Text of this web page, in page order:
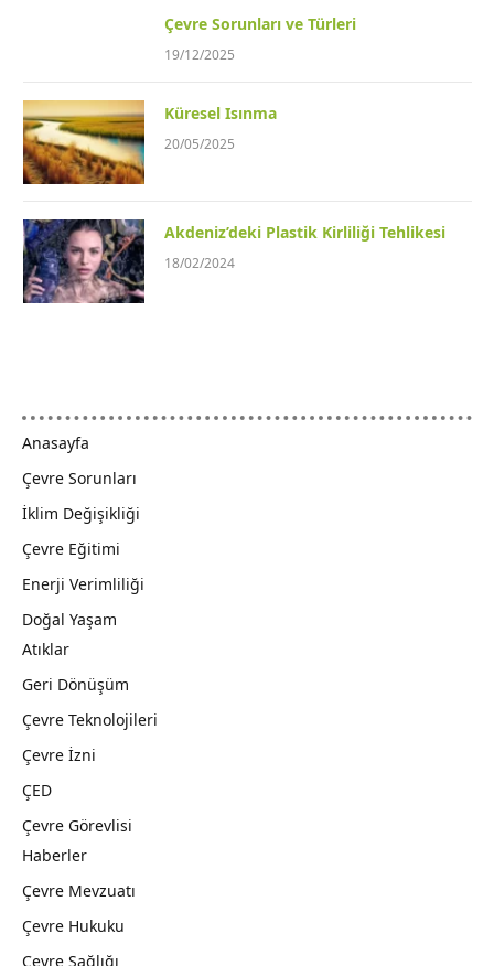
Çevre Sorunları ve Türleri
19/12/2025
Küresel Isınma
20/05/2025
Akdeniz’deki Plastik Kirliliği Tehlikesi
18/02/2024
Anasayfa
Çevre Sorunları
İklim Değişikliği
Çevre Eğitimi
Enerji Verimliliği
Doğal Yaşam
Atıklar
Geri Dönüşüm
Çevre Teknolojileri
Çevre İzni
ÇED
Çevre Görevlisi
Haberler
Çevre Mevzuatı
Çevre Hukuku
Çevre Sağlığı